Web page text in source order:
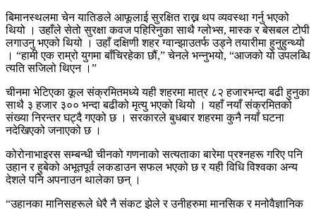
बिमानस्थलमा चेन यातिङले आफूलाई सुरक्षित राख्न थप व्यवस्था गर्नु भएको
थियो । उहाँले सेतो सुरक्षा कवज पहिरिनुका साथै ग्लोभ्स, मास्क र बेसबल टोपी
लगाउनु भएको थियो । उहाँ दक्षिणी शहर ग्वान्झाउतर्फ उड्ने तयारीमा हुनुहुन्थ्यो
। “हामी एक राम्रो युगमा बाँचिरहेका छौं,” चेनले भन्नुभयो, “आजको यो उपलब्धि
त्यति सजिलो थिएन ।”
चीनमा भेटिएका कूल संक्रमितमध्ये यही शहरमा मात्र ८२ हजारभन्दा बढी हुनुका
साथै ३ हजार ३०० भन्दा बढीको मृत्यु भएको थियो । यहाँ नयाँ संक्रमितको
संख्या निरन्तर घट्दै गएको छ । सरकारले बुधबार शहरमा कुनै नयाँ घटना
नदेखिएको जनाएको छ ।
कोरोनाभाइरस सम्बन्धी चीनको गणनाको सत्यताका बारेमा प्रश्नहरू गरिए पनि
उहान र हुबेको अभूतपूर्व लकडाउन सफल भएको छ र यही विधि विश्वका अन्य
देशले पनि अपनाउन थालेका छन् ।
“उहानका मानिसहरूले धेरै नै संकट झेले र उनीहरुमा मानसिक र मनोवैज्ञानिक